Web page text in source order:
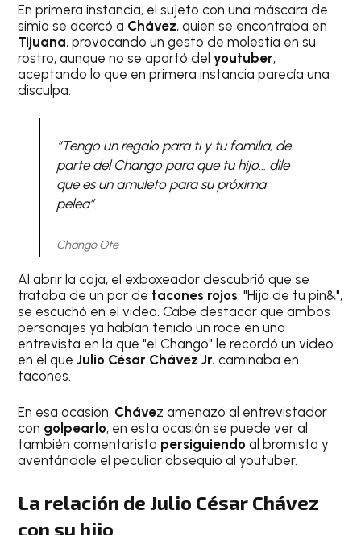
En primera instancia, el sujeto con una máscara de
simio se acercó a Chávez, quien se encontraba en
Tijuana, provocando un gesto de molestia en su
rostro, aunque no se apartó delyoutuber,
aceptando lo que en primera instancia parecía una
disculpa.
“Tengo un regalo para ti y tu familia, de
parte del Chango para que tu hijo… dile
que es un amuleto para su próxima
pelea”.
Chango Ote
Al abrir la caja, el exboxeador descubrió que se
trataba de un par de tacones rojos. "Hijo de tu pin&",
se escuchó en el video. Cabe destacar que ambos
personajes ya habían tenido un roce en una
entrevista en la que "el Chango" le recordó un video
en el queJulio César Chávez Jr. caminaba en
tacones.
En esa ocasión, Chávez amenazó al entrevistador
con golpearlo; en esta ocasión se puede ver al
también comentarista persiguiendo al bromista y
aventándole el peculiar obsequio al youtuber.
La relación de Julio César Chávez
con su hijo